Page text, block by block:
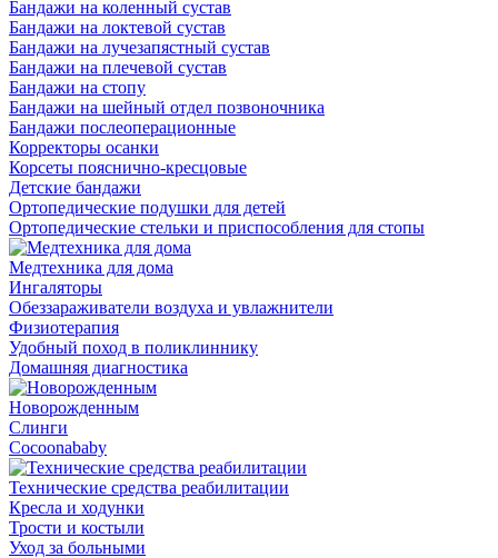
Бандажи на коленный сустав
Бандажи на локтевой сустав
Бандажи на лучезапястный сустав
Бандажи на плечевой сустав
Бандажи на стопу
Бандажи на шейный отдел позвоночника
Бандажи послеоперационные
Корректоры осанки
Корсеты пояснично-кресцовые
Детские бандажи
Ортопедические подушки для детей
Ортопедические стельки и приспособления для стопы
Медтехника для дома
Ингаляторы
Обеззараживатели воздуха и увлажнители
Физиотерапия
Удобный поход в поликлиннику
Домашняя диагностика
Новорожденным
Слинги
Cocoonababy
Технические средства реабилитации
Кресла и ходунки
Трости и костыли
Уход за больными